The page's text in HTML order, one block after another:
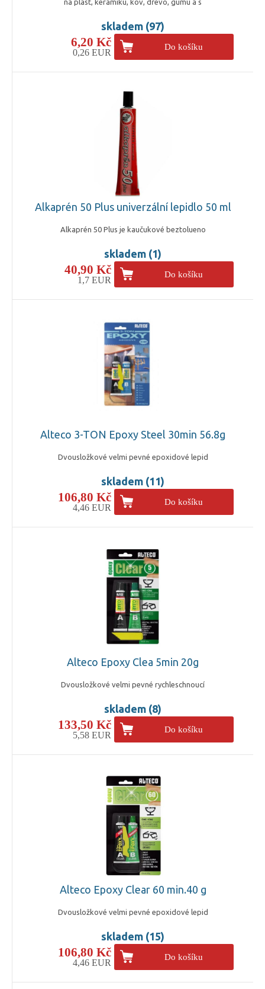
na plast, keramiku, kov, dřevo, gumu a s
skladem (97)
6,20 Kč
0,26 EUR
Do košíku
Alkaprén 50 Plus univerzální lepidlo 50 ml
Alkaprén 50 Plus je kaučukové beztolueno
skladem (1)
40,90 Kč
1,7 EUR
Do košíku
Alteco 3-TON Epoxy Steel 30min 56.8g
Dvousložkové velmi pevné epoxidové lepid
skladem (11)
106,80 Kč
4,46 EUR
Do košíku
Alteco Epoxy Clea 5min 20g
Dvousložkové velmi pevné rychleschnoucí
skladem (8)
133,50 Kč
5,58 EUR
Do košíku
Alteco Epoxy Clear 60 min.40 g
Dvousložkové velmi pevné epoxidové lepid
skladem (15)
106,80 Kč
4,46 EUR
Do košíku